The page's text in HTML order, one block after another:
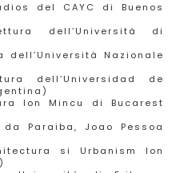
del CAYC di Buenos
dell’Università di
Nazionale
dell’Universidad de
Ion Mincu di Bucarest
Paraiba, Joao Pessoa
si Urbanism Ion